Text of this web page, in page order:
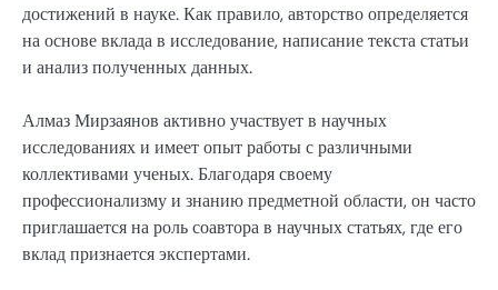
достижений в науке. Как правило, авторство определяется
на основе вклада в исследование, написание текста статьи
и анализ полученных данных.
Алмаз Мирзаянов активно участвует в научных
исследованиях и имеет опыт работы с различными
коллективами ученых. Благодаря своему
профессионализму и знанию предметной области, он часто
приглашается на роль соавтора в научных статьях, где его
вклад признается экспертами.